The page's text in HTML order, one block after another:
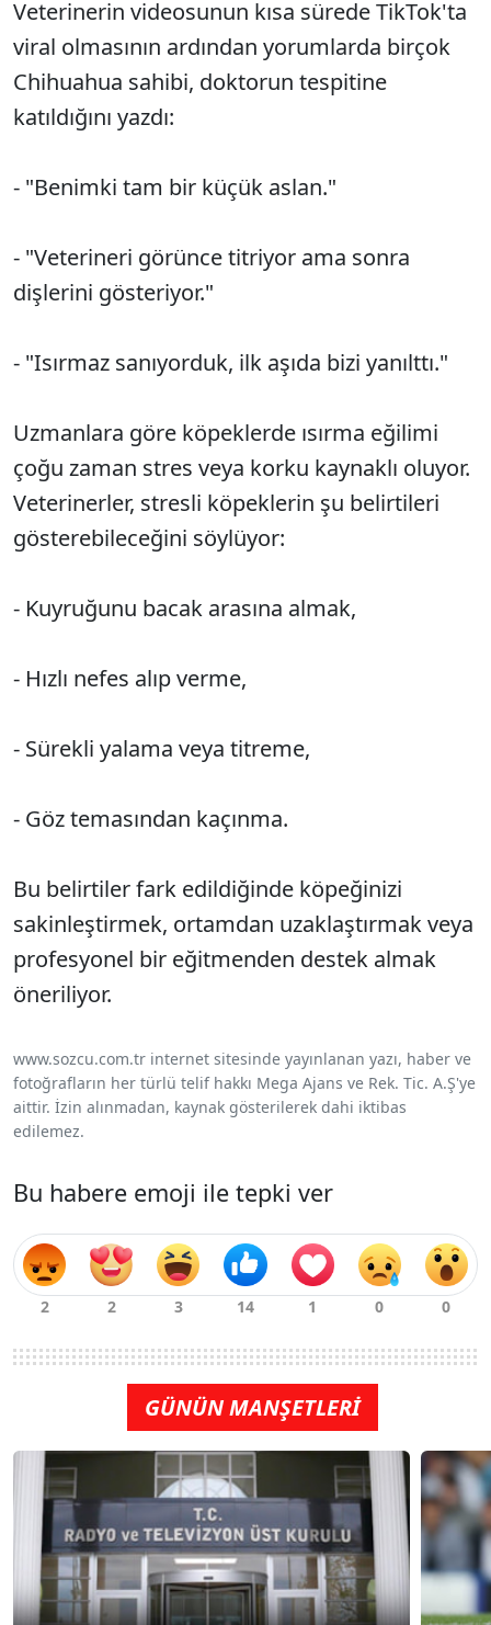
Veterinerin videosunun kısa sürede TikTok'ta
viral olmasının ardından yorumlarda birçok
Chihuahua sahibi, doktorun tespitine
katıldığını yazdı:
- "Benimki tam bir küçük aslan."
- "Veterineri görünce titriyor ama sonra
dişlerini gösteriyor."
- "Isırmaz sanıyorduk, ilk aşıda bizi yanılttı."
Uzmanlara göre köpeklerde ısırma eğilimi
çoğu zaman stres veya korku kaynaklı oluyor.
Veterinerler, stresli köpeklerin şu belirtileri
gösterebileceğini söylüyor:
- Kuyruğunu bacak arasına almak,
- Hızlı nefes alıp verme,
- Sürekli yalama veya titreme,
- Göz temasından kaçınma.
Bu belirtiler fark edildiğinde köpeğinizi
sakinleştirmek, ortamdan uzaklaştırmak veya
profesyonel bir eğitmenden destek almak
öneriliyor.
www.sozcu.com.tr internet sitesinde yayınlanan yazı, haber ve
fotoğrafların her türlü telif hakkı Mega Ajans ve Rek. Tic. A.Ş'ye
aittir. İzin alınmadan, kaynak gösterilerek dahi iktibas
edilemez.
Bu habere emoji ile tepki ver
GÜNÜN MANŞETLERİ